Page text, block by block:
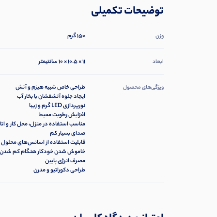
توضیحات تکمیلی
وزن 150 گرم
ابعاد 11 × 10.5 × 10 سانتیمتر
ویژگی‌های محصول
طراحی خاص شبیه هیزم و آتش
ایجاد جلوه آتشفشان با بخار آب
نورپردازی LED گرم و زیبا
افزایش رطوبت محیط
مناسب استفاده در منزل، محل کار و
صدای بسیار کم
قابلیت استفاده از اسانس‌های
خاموش شدن خودکار هنگام کم
مصرف انرژی پایین
طراحی دکوراتیو و مدرن